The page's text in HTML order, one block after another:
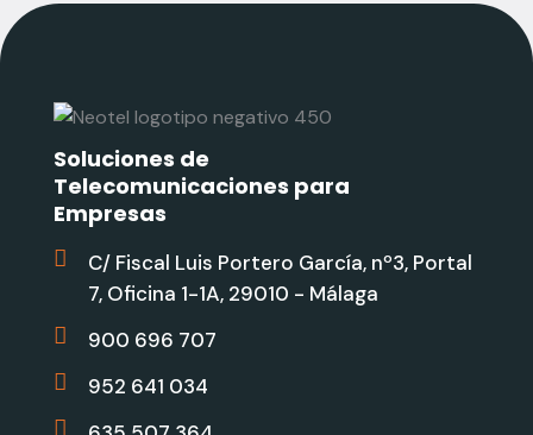
Soluciones de
Telecomunicaciones para
Empresas
C/ Fiscal Luis Portero García, nº3, Portal
7, Oficina 1-1A, 29010 - Málaga
900 696 707
952 641 034